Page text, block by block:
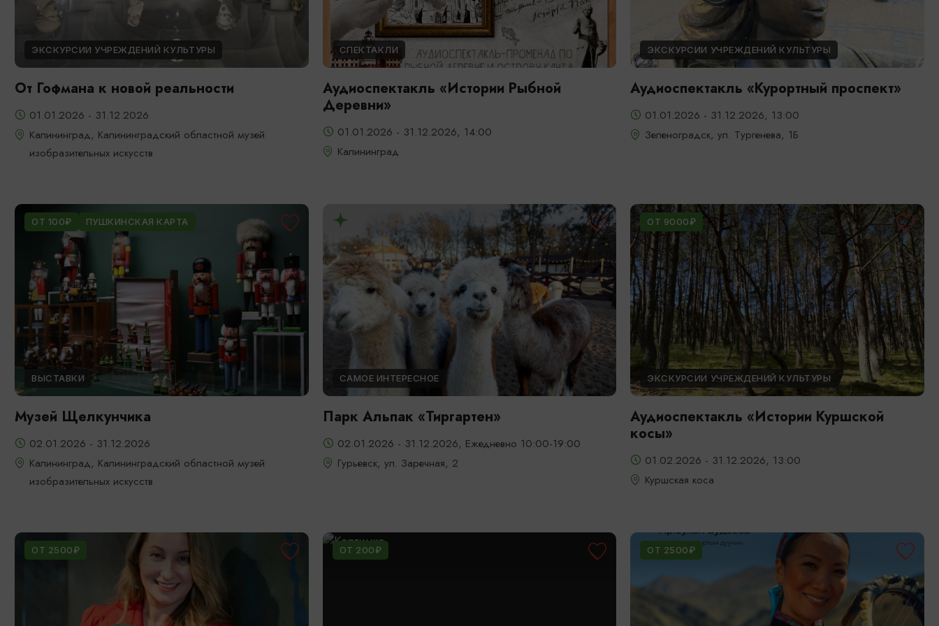
ЭКСКУРСИИ УЧРЕЖДЕНИЙ КУЛЬТУРЫ
От Гофмана к новой реальности
01.01.2026 - 31.12.2026
Калининград, Калининградский областной музей
изобразительных искусств
СПЕКТАКЛИ
Аудиоспектакль «Истории Рыбной
Деревни»
01.01.2026 - 31.12.2026, 14:00
Калининград
ЭКСКУРСИИ УЧРЕЖДЕНИЙ КУЛЬТУРЫ
Аудиоспектакль «Курортный проспект»
01.01.2026 - 31.12.2026, 13:00
Зеленоградск, ул. Тургенева, 1Б
ОТ 100₽ ПУШКИНСКАЯ КАРТА
ВЫСТАВКИ
Музей Щелкунчика
02.01.2026 - 31.12.2026
Калининград, Калининградский областной музей
изобразительных искусств
САМОЕ ИНТЕРЕСНОЕ
Парк Альпак «Тиргартен»
02.01.2026 - 31.12.2026, Ежедневно 10:00-19:00
Гурьевск, ул. Заречная, 2
ОТ 9000₽
ЭКСКУРСИИ УЧРЕЖДЕНИЙ КУЛЬТУРЫ
Аудиоспектакль «Истории Куршской
косы»
01.02.2026 - 31.12.2026, 13:00
Куршская коса
ОТ 2500₽ ОТ 200₽ ОТ 2500₽